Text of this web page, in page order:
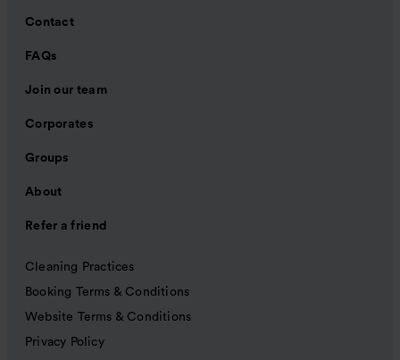
Contact
FAQs
Join our team
Corporates
Groups
About
Refer a friend
Cleaning Practices
Booking Terms & Conditions
Website Terms & Conditions
Privacy Policy